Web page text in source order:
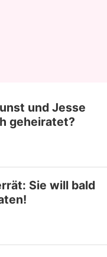
und Jesse
geheiratet?
Sie will bald